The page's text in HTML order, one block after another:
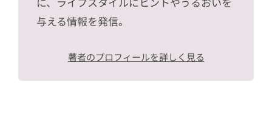
与える情報を発信。
著者のプロフィールを詳しく見る